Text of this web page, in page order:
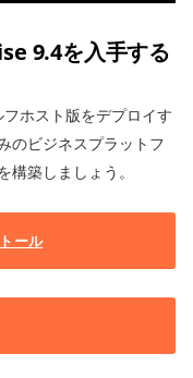
9.4を入手する
ホスト版をデプロイす
のビジネスプラットフ
築しましょう。
ール